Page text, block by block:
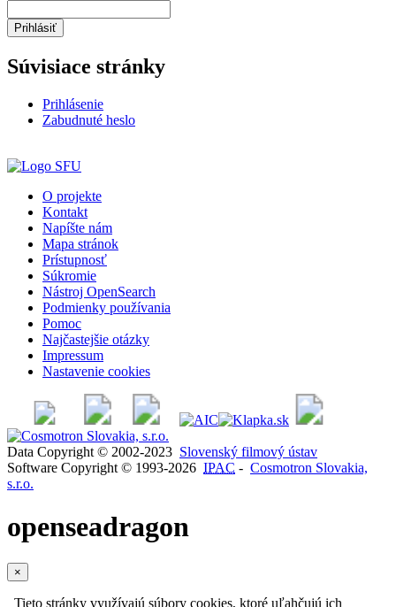
Prihlásiť
Súvisiace stránky
Prihlásenie
Zabudnuté heslo
O projekte
Kontakt
Napíšte nám
Mapa stránok
Prístupnosť
Súkromie
Nástroj OpenSearch
Podmienky používania
Pomoc
Najčastejšie otázky
Impressum
Nastavenie cookies
Data Copyright © 2002-2023 Slovenský filmový ústav
Software Copyright © 1993-2026 IPAC - Cosmotron Slovakia,
s.r.o.
openseadragon
×
Tieto stránky využívajú súbory cookies, ktoré uľahčujú ich